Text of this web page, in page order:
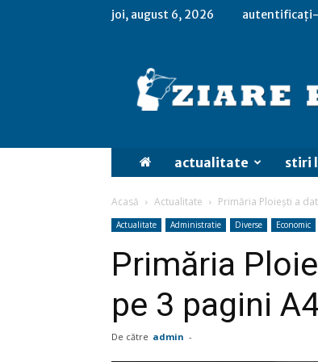
joi, august 6, 2026
actualitate stiri
Acasă Actualitate Primăria Ploiești a
Actualitate Administratie Diverse Economic
Primăria
pe 3 pagini
De către admin -